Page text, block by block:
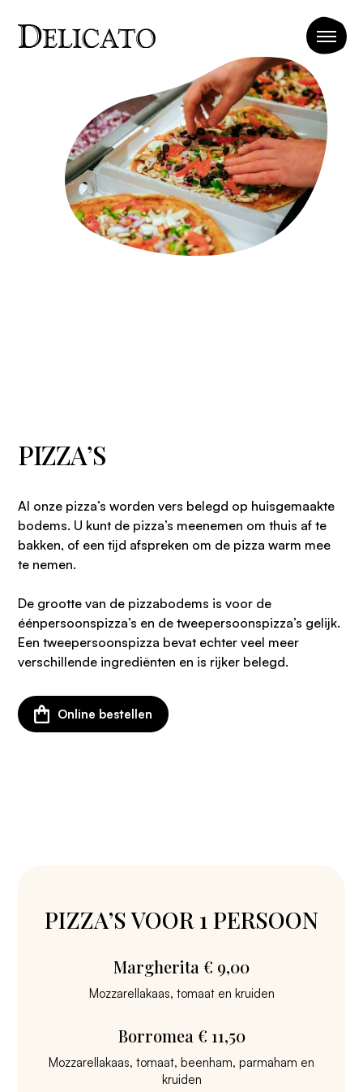
PIZZA’S
Al onze pizza’s worden vers belegd op huisgemaakte
bodems. U kunt de pizza’s meenemen om thuis af te
bakken, of een tijd afspreken om de pizza warm mee
te nemen.
De grootte van de pizzabodems is voor de
éénpersoonspizza’s en de tweepersoonspizza’s gelijk.
Een tweepersoonspizza bevat echter veel meer
verschillende ingrediënten en is rijker belegd.
Online bestellen
PIZZA’S VOOR 1 PERSOON
Margherita € 9,00
Mozzarellakaas, tomaat en kruiden
Borromea € 11,50
Mozzarellakaas, tomaat, beenham, parmaham en
kruiden